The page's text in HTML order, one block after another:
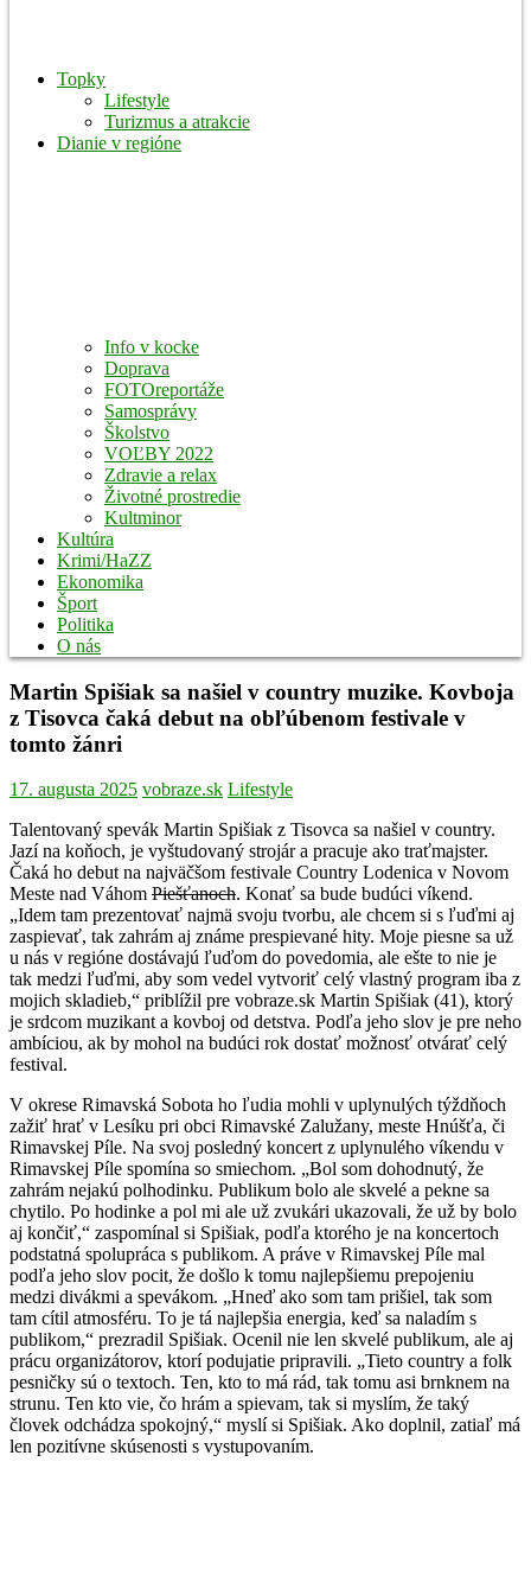
Topky
Lifestyle
Turizmus a atrakcie
Dianie v regióne
Info v kocke
Doprava
FOTOreportáže
Samosprávy
Školstvo
VOĽBY 2022
Zdravie a relax
Životné prostredie
Kultminor
Kultúra
Krimi/HaZZ
Ekonomika
Šport
Politika
O nás
Martin Spišiak sa našiel v country muzike. Kovboja
z Tisovca čaká debut na obľúbenom festivale v
tomto žánri
17. augusta 2025 vobraze.sk Lifestyle
Talentovaný spevák Martin Spišiak z Tisovca sa našiel v country.
Jazí na koňoch, je vyštudovaný strojár a pracuje ako traťmajster.
Čaká ho debut na najväčšom festivale Country Lodenica v Novom
Meste nad Váhom Piešťanoch. Konať sa bude budúci víkend.
„Idem tam prezentovať najmä svoju tvorbu, ale chcem si s ľuďmi aj
zaspievať, tak zahrám aj známe prespievané hity. Moje piesne sa už
u nás v regióne dostávajú ľuďom do povedomia, ale ešte to nie je
tak medzi ľuďmi, aby som vedel vytvoriť celý vlastný program iba z
mojich skladieb,“ priblížil pre vobraze.sk Martin Spišiak (41), ktorý
je srdcom muzikant a kovboj od detstva. Podľa jeho slov je pre neho
ambíciou, ak by mohol na budúci rok dostať možnosť otvárať celý
festival.
V okrese Rimavská Sobota ho ľudia mohli v uplynulých týždňoch
zažiť hrať v Lesíku pri obci Rimavské Zalužany, meste Hnúšťa, či
Rimavskej Píle. Na svoj posledný koncert z uplynulého víkendu v
Rimavskej Píle spomína so smiechom. „Bol som dohodnutý, že
zahrám nejakú polhodinku. Publikum bolo ale skvelé a pekne sa
chytilo. Po hodinke a pol mi ale už zvukári ukazovali, že už by bolo
aj končiť,“ zaspomínal si Spišiak, podľa ktorého je na koncertoch
podstatná spolupráca s publikom. A práve v Rimavskej Píle mal
podľa jeho slov pocit, že došlo k tomu najlepšiemu prepojeniu
medzi divákmi a spevákom. „Hneď ako som tam prišiel, tak som
tam cítil atmosféru. To je tá najlepšia energia, keď sa naladím s
publikom,“ prezradil Spišiak. Ocenil nie len skvelé publikum, ale aj
prácu organizátorov, ktorí podujatie pripravili. „Tieto country a folk
pesničky sú o textoch. Ten, kto to má rád, tak tomu asi brnknem na
strunu. Ten kto vie, čo hrám a spievam, tak si myslím, že taký
človek odchádza spokojný,“ myslí si Spišiak. Ako doplnil, zatiaľ má
len pozitívne skúsenosti s vystupovaním.